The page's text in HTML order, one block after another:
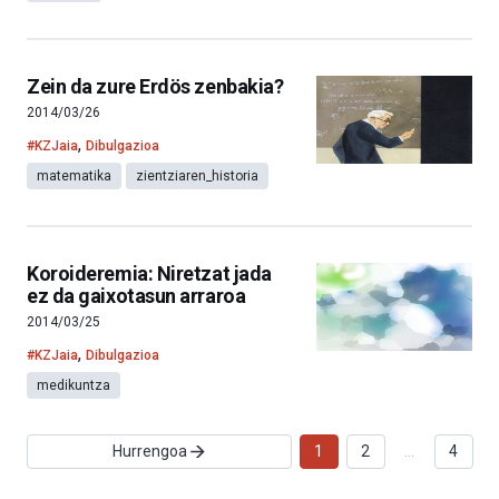
Zein da zure Erdös zenbakia?
2014/03/26
#KZJaia, Dibulgazioa
matematika
zientziaren_historia
Koroideremia: Niretzat jada
ez da gaixotasun arraroa
2014/03/25
#KZJaia, Dibulgazioa
medikuntza
Hurrengoa 1 2 4